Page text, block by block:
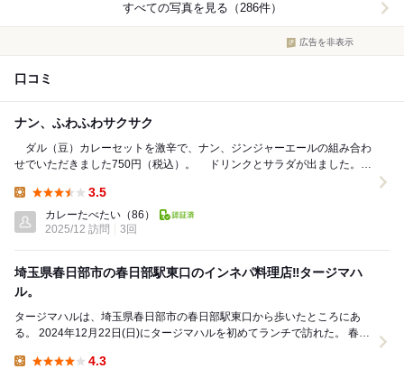
すべての写真を見る（286件）
広告を非表示
口コミ
ナン、ふわふわサクサク
ダル（豆）カレーセットを激辛で、ナン、ジンジャーエールの組み合わ
せでいただきました750円（税込）。 ドリンクとサラダが出ました。サ
3.5
カレーたべたい （86）
2025/12 訪問
3回
埼玉県春日部市の春日部駅東口のインネパ料理店‼︎タージマハ
ル。
タージマハルは、埼玉県春日部市の春日部駅東口から歩いたところにあ
る。 2024年12月22日(日)にタージマハルを初めてランチで訪れた。 春日
4.3